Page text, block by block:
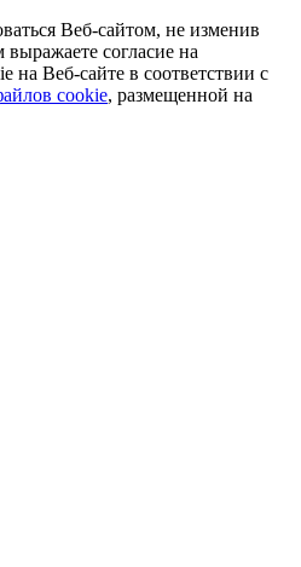
Веб-сайтом, не изменив
согласие на
на Веб-сайте в соответствии с
cookie, размещенной на